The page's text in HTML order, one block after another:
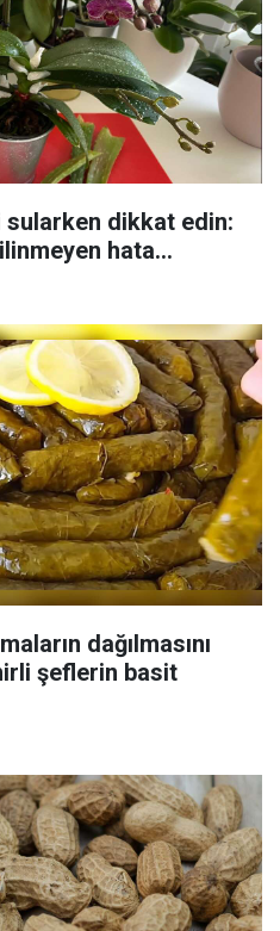
dikkat edin:
hata...
dağılmasını
şeflerin basit